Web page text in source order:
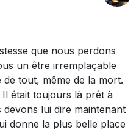
que nous perdons
un être irremplaçable
de tout, même de la mort.
était toujours là prêt à
lui dire maintenant
donne la plus belle place